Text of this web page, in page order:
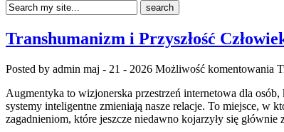
Transhumanizm i Przyszłość
Posted by admin maj - 21 - 2026 Możliwość komentowania
Augmentyka to wizjonerska przestrzeń internetowa dla
systemy inteligentne zmieniają nasze relacje. To miejsce, w
zagadnieniom, które jeszcze niedawno kojarzyły się